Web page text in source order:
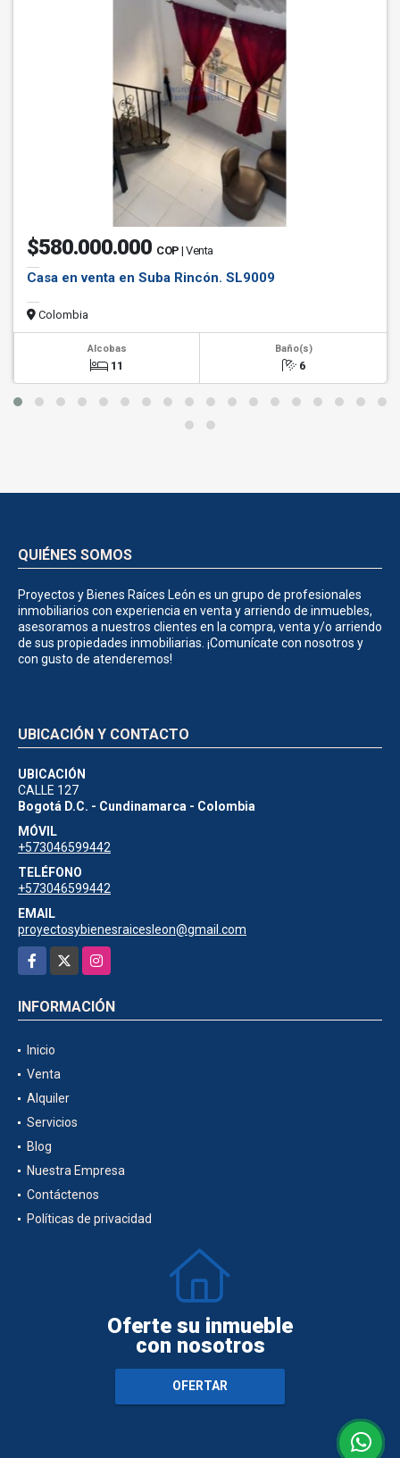
$580.000.000 COP | Venta
Casa en venta en Suba Rincón. SL9009
Colombia
Alcobas
11
Baño(s)
6
QUIÉNES SOMOS
Proyectos y Bienes Raíces León es un grupo de profesionales
inmobiliarios con experiencia en venta y arriendo de inmuebles,
asesoramos a nuestros clientes en la compra, venta y/o arriendo
de sus propiedades inmobiliarias. ¡Comunícate con nosotros y
con gusto de atenderemos!
UBICACIÓN Y CONTACTO
UBICACIÓN
CALLE 127
Bogotá D.C. - Cundinamarca - Colombia
MÓVIL
+573046599442
TELÉFONO
+573046599442
EMAIL
proyectosybienesraicesleon@gmail.com
Facebook
Instagram
INFORMACIÓN
Inicio
Venta
Alquiler
Servicios
Blog
Nuestra Empresa
Contáctenos
Políticas de privacidad
Oferte su inmueble
con nosotros
OFERTAR